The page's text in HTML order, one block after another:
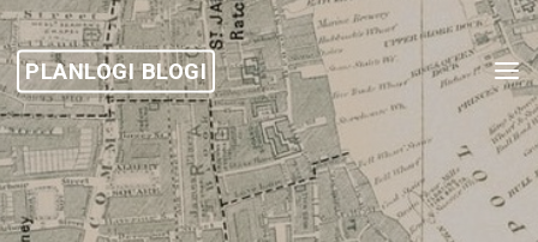
Skip
to
content
PLANLOGI BLOGI